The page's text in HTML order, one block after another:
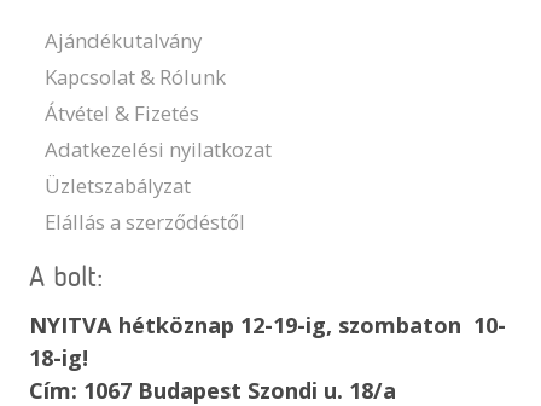
Ajándékutalvány
Kapcsolat & Rólunk
Átvétel & Fizetés
Adatkezelési nyilatkozat
Üzletszabályzat
Elállás a szerződéstől
A bolt:
NYITVA hétköznap 12-19-ig, szombaton 10-
18-ig!
Cím: 1067 Budapest Szondi u. 18/a